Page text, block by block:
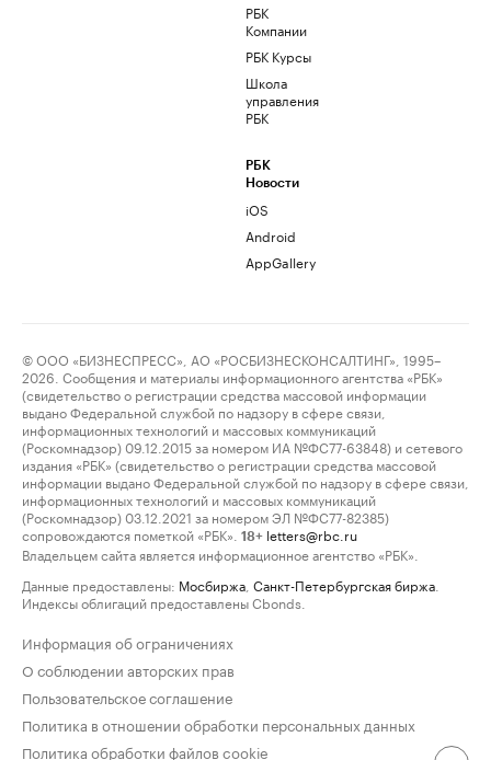
РБК
Компании
РБК Курсы
Школа
управления
РБК
РБК
Новости
iOS
Android
AppGallery
© ООО «БИЗНЕСПРЕСС», АО «РОСБИЗНЕСКОНСАЛТИНГ», 1995–
2026. Сообщения и материалы информационного агентства «РБК»
(свидетельство о регистрации средства массовой информации
выдано Федеральной службой по надзору в сфере связи,
информационных технологий и массовых коммуникаций
(Роскомнадзор) 09.12.2015 за номером ИА №ФС77-63848) и сетевого
издания «РБК» (свидетельство о регистрации средства массовой
информации выдано Федеральной службой по надзору в сфере связи,
информационных технологий и массовых коммуникаций
(Роскомнадзор) 03.12.2021 за номером ЭЛ №ФС77-82385)
сопровождаются пометкой «РБК».
18+ letters@rbc.ru
Владельцем сайта является информационное агентство «РБК».
Данные предоставлены: Мосбиржа Санкт-Петербургская биржа
Индексы облигаций предоставлены Cbonds.
Информация об ограничениях
О соблюдении авторских прав
Пользовательское соглашение
Политика в отношении обработки персональных данных
Политика обработки файлов cookie